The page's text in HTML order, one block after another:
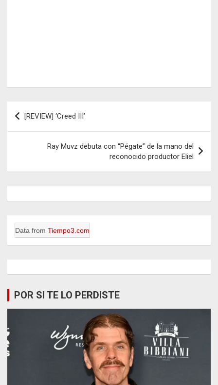
Navegación
de
entradas
[REVIEW] ‘Creed III’
Ray Muvz debuta con “Pégate” de la mano del
reconocido productor Eliel
Data from Tiempo3.com
POR SI TE LO PERDISTE